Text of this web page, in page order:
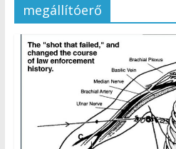
megállítóerő